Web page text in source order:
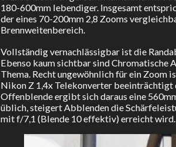
180-600mm lebendiger. Insgesamt
der eines 70-200mm 2,8 Zooms
Brennweitenbereich.
Vollständig vernachlässigbar ist die
Ebenso kaum sichtbar sind Chromatische
Thema. Recht ungewöhnlich für ein
Nikon Z 1,4x Telekonverter beeinträchtigt
Offenblende ergibt sich daraus eine
üblich, steigert Abblenden die
mit f/7,1 (Blende 10 effektiv) erreicht wird.